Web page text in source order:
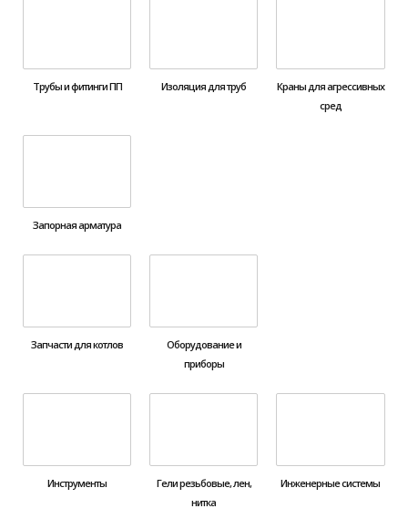
Трубы и фитинги ПП Изоляция для труб
Краны для агрессивных
сред
Запорная арматура
Запчасти для котлов
Оборудование и
приборы
Инструменты
Гели резьбовые, лен,
нитка
Инженерные системы